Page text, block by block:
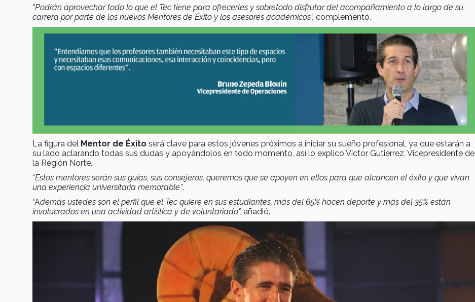
“Podrán aprovechar todo lo que el Tec tiene para ofrecerles y sobretodo disfrutar del acompañamiento a lo largo de su
carrera por parte de los nuevos Mentores de Éxito y los asesores académicos”, complementó.
La figura del Mentor de Éxito será clave para estos jóvenes próximos a iniciar su sueño profesional, ya que estarán a
su lado aclarando todas sus dudas y apoyándolos en todo momento, así lo explicó Víctor Gutiérrez, Vicepresidente de
la Región Norte.
“Estos mentores serán sus guías, sus consejeros, queremos que se apoyen en ellos para que alcancen el éxito y que vivan
una experiencia universitaria memorable”.
“Además ustedes son el perfil que el Tec quiere en sus estudiantes, más del 65% hacen deporte y más del 35% están
involucrados en una actividad artística y de voluntariado", añadió.